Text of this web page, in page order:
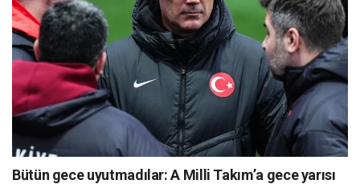
Bütün gece uyutmadılar: A Milli Takım’a gece yarısı